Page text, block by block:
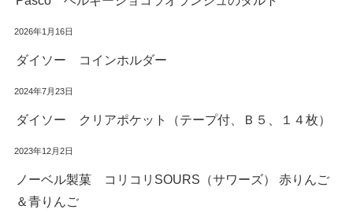
2026年1月16日
ダイソー コインホルダー
2024年7月23日
ダイソー クリアポケット（テープ付、Ｂ５、１４枚）
2023年12月2日
ノーベル製菓 コリコリSOURS（サワーズ） 赤りんご
＆青りんご